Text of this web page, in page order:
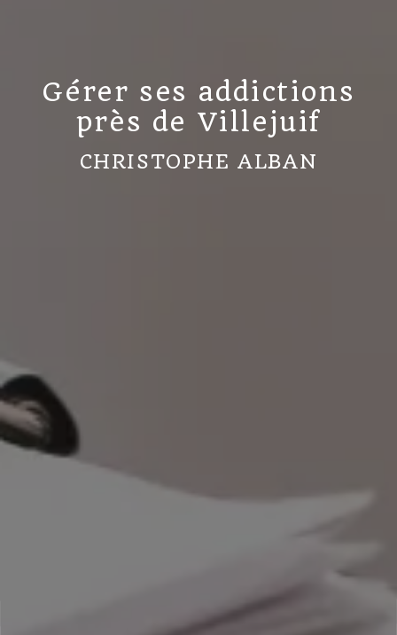
Gérer ses addictions
près de Villejuif
CHRISTOPHE ALBAN